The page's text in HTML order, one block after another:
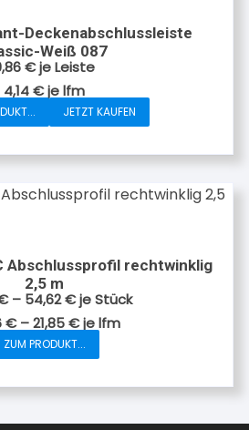
Deckenabschlussleiste
Weiß 087
€je Leiste
4,14€jelfm
JETZT KAUFEN
Abschlussprofil rechtwinklig
2,5 m
– 54,62€je Stück
€–21,85€jelfm
ZUM PRODUKT...
Dieses
weist
mehrere